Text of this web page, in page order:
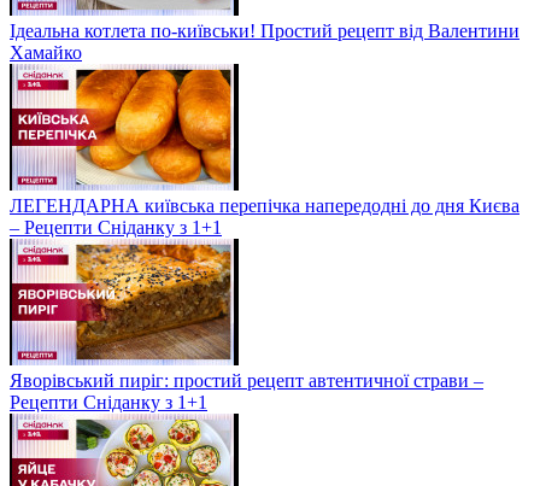
Ідеальна котлета по-київськи! Простий рецепт від Валентини
Хамайко
ЛЕГЕНДАРНА київська перепічка напередодні до дня Києва
– Рецепти Сніданку з 1+1
Яворівський пиріг: простий рецепт автентичної страви –
Рецепти Сніданку з 1+1